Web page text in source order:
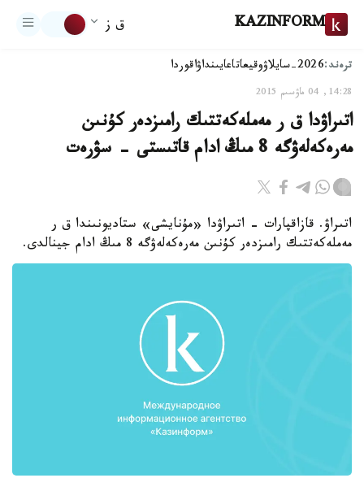
KAZINFORM ق ز
ترەند:2026-سايلاۋ وقيعاتاعايىنداۋاقوردا
14:28, 04 ماۋسىم 2015
اتىراۋدا ق ر مەملەكەتتىك رامىزدەر كۇنىن
مەرەكەلەۋگە 8 مىڭ ادام قاتىستى - سۋرەت
اتىراۋ. قازاقپارات - اتىراۋدا «مۇنايشى» ستاديونىندا ق ر
مەملەكەتتىك رامىزدەر كۇنىن مەرەكەلەۋگە 8 مىڭ ادام جينالدى.